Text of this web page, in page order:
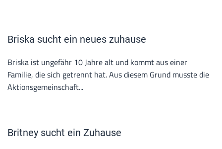
Briska sucht ein neues zuhause
Briska ist ungefähr 10 Jahre alt und kommt aus einer
Familie, die sich getrennt hat. Aus diesem Grund musste die
Aktionsgemeinschaft...
Britney sucht ein Zuhause